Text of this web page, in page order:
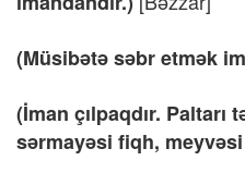
(Müsibətə səbr etmək
(İman çılpaqdır. Paltarı
sərmayəsi fiqh,